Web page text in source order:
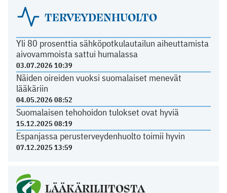
TERVEYDENHUOLTO
Yli 80 prosenttia sähköpotkulautailun aiheuttamista
aivovammoista sattui humalassa
03.07.2026 10:39
Näiden oireiden vuoksi suomalaiset menevät
lääkäriin
04.05.2026 08:52
Suomalaisen tehohoidon tulokset ovat hyviä
15.12.2025 08:19
Espanjassa perusterveydenhuolto toimii hyvin
07.12.2025 13:59
LÄÄKÄRILIITOSTA